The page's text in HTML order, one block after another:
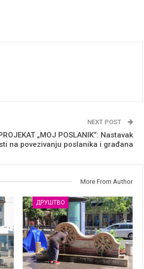
NEXT POST
„MOJ POSLANIK“: Nastavak
na povezivanju poslanika i građana
More From Author
ДРУШТВО